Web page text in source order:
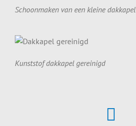
Schoonmaken van een kleine dakkapel
Kunststof dakkapel gereinigd